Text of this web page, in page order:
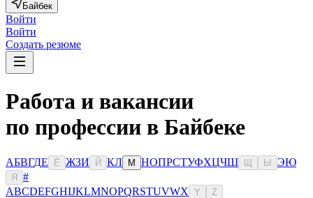
Байбек
Войти
Войти
Создать резюме
Работа и вакансии
по профессии в Байбеке
АБВГДЕ Ё ЖЗИ Й КЛ М НОПРСТУФХЦЧШ Ы ЭЮ
Я
#
ABCDEFGHIJKLMNOPQRSTUVWX Y Z